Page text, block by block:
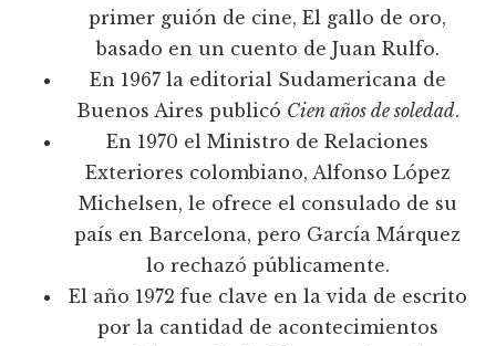
primer guión de cine, El gallo de oro,
basado en un cuento de Juan Rulfo.
En 1967 la editorial Sudamericana de
Buenos Aires publicó Cien años de soledad.
En 1970 el Ministro de Relaciones
Exteriores colombiano, Alfonso López
Michelsen, le ofrece el consulado de su
país en Barcelona, pero García Márquez
lo rechazó públicamente.
El año 1972 fue clave en la vida de escrito
por la cantidad de acontecimientos